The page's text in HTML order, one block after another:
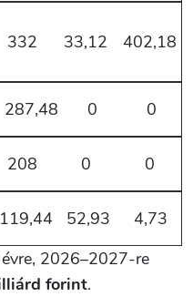
332 33,12 402,18
287,48 0 0
208 0 0
119,44 52,93
4,73
2026–2027-re
forint.